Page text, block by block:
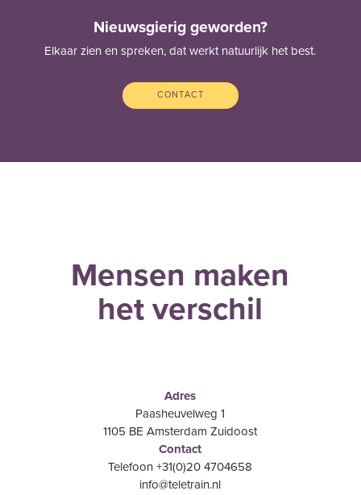
Nieuwsgierig geworden?
Elkaar zien en spreken, dat werkt natuurlijk het best.
CONTACT
Mensen maken
het verschil
Adres
Paasheuvelweg 1
1105 BE Amsterdam Zuidoost
Contact
Telefoon +31(0)20 4704658
info@teletrain.nl